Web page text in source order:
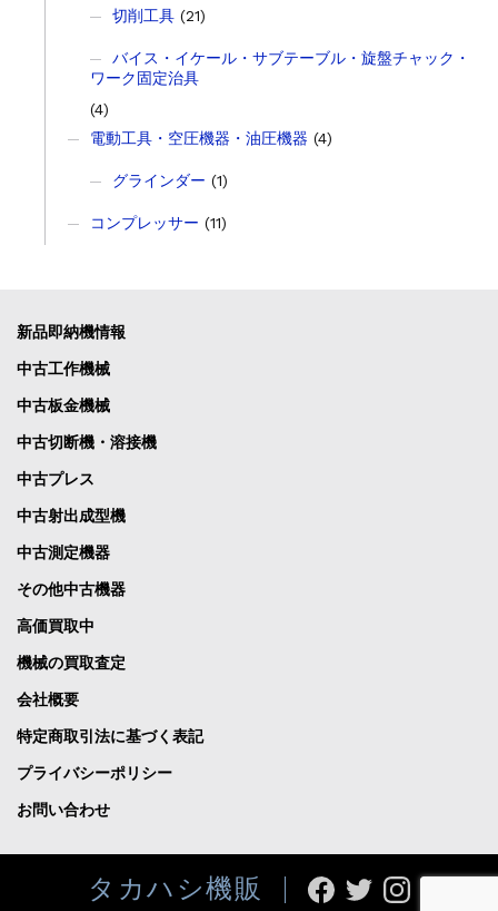
切削工具(21)
バイス・イケール・サブテーブル・旋盤チャック・
ワーク固定治具
(4)
電動工具・空圧機器・油圧機器 (4)
グラインダー (1)
コンプレッサー (11)
新品即納機情報
中古工作機械
中古板金機械
中古切断機・溶接機
中古プレス
中古射出成型機
中古測定機器
その他中古機器
高価買取中
機械の買取査定
会社概要
特定商取引法に基づく表記
プライバシーポリシー
お問い合わせ
タカハシ機販